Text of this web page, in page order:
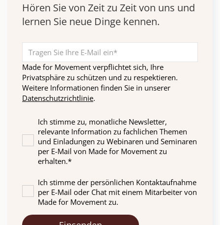
Hören Sie von Zeit zu Zeit von uns und
lernen Sie neue Dinge kennen.
Made for Movement verpflichtet sich, Ihre
Privatsphäre zu schützen und zu respektieren.
Weitere Informationen finden Sie in unserer
Datenschutzrichtlinie.
Ich stimme zu, monatliche Newsletter,
relevante Information zu fachlichen Themen
und Einladungen zu Webinaren und Seminaren
per E-Mail von Made for Movement zu
erhalten.*
Ich stimme der persönlichen Kontaktaufnahme
per E-Mail oder Chat mit einem Mitarbeiter von
Made for Movement zu.